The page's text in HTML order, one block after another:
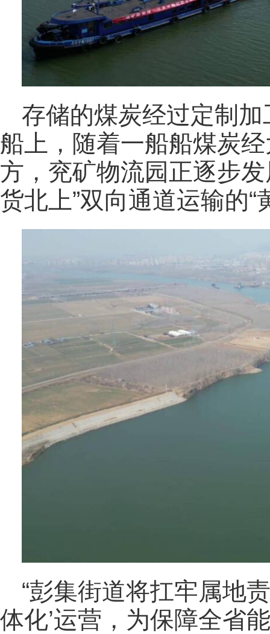
存储的煤炭经过定制
船上，随着一船船煤炭
方，兖矿物流园正逐步
货北上”双向通道运输的“
“彭集街道将扛牢属地
体化’运营，为保障全省